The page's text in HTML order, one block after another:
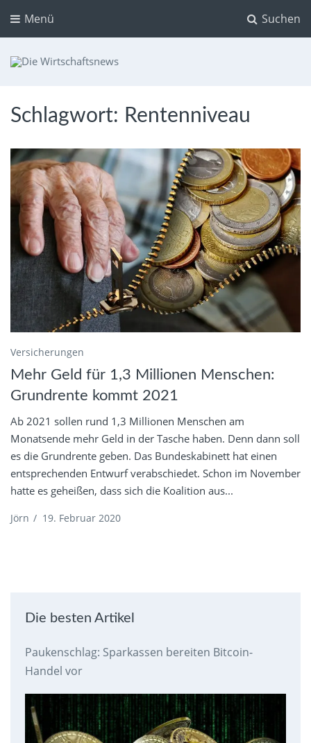
Suchen
Menü
Schlagwort: Rentenniveau
Versicherungen
Mehr Geld für 1,3 Millionen Menschen:
Grundrente kommt 2021
Ab 2021 sollen rund 1,3 Millionen Menschen am
Monatsende mehr Geld in der Tasche haben. Denn dann soll
es die Grundrente geben. Das Bundeskabinett hat einen
entsprechenden Entwurf verabschiedet. Schon im November
hatte es geheißen, dass sich die Koalition aus...
Jörn / 19. Februar 2020
Die besten Artikel
Paukenschlag: Sparkassen bereiten Bitcoin-
Handel vor